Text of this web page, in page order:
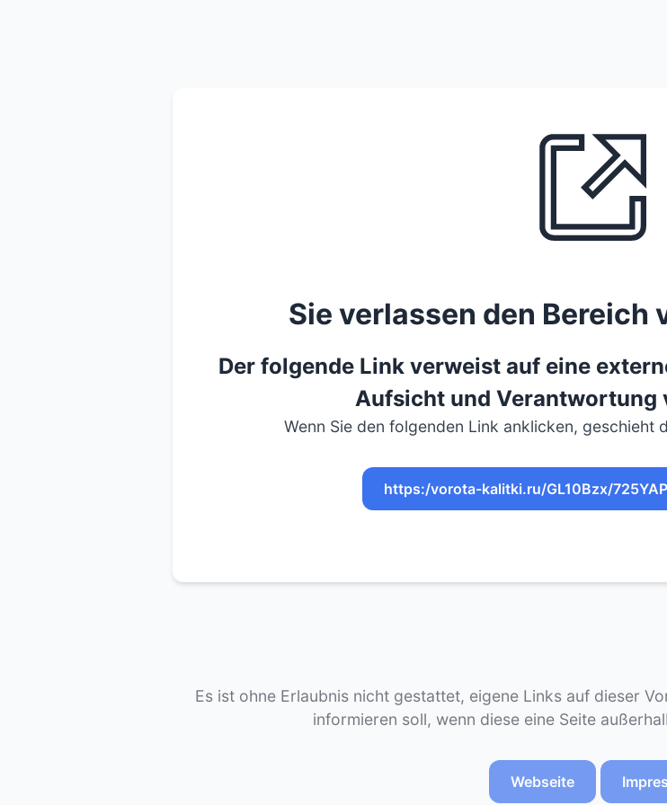
Sie verlassen den Bereich
Der folgende Link verweist auf eine
Aufsicht und Verantwortung
Wenn Sie den folgenden Link anklicken, geschieht
https:/vorota-kalitki.ru/GL10Bzx/
Es ist ohne Erlaubnis nicht gestattet, eigene Links auf dieser
informieren soll, wenn diese eine Seite
Webseite